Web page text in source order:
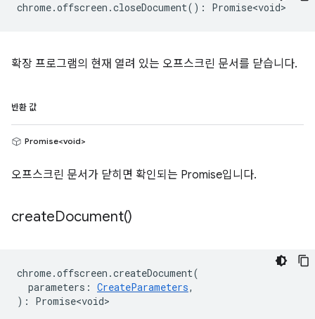
chrome.offscreen .closeDocument() : Promise<void>
확장 프로그램의 현재 열려 있는 오프스크린 문서를 닫습니다.
반환 값
Promise<void>
오프스크린 문서가 닫히면 확인되는 Promise입니다.
createDocument()
chrome.offscreen .createDocument(
parameters : CreateParameters,
) : Promise<void>